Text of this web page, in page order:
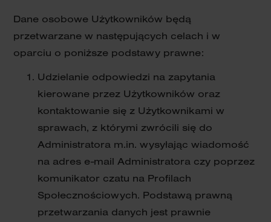
Dane osobowe Użytkowników będą
przetwarzane w następujących celach i w
oparciu o poniższe podstawy prawne:
Udzielanie odpowiedzi na zapytania
kierowane przez Użytkowników oraz
kontaktowanie się z Użytkownikami w
sprawach, z którymi zwrócili się do
Administratora m.in. wysyłając wiadomość
na adres e-mail Administratora czy poprzez
komunikator czatu na Profilach
Społecznościowych. Podstawą prawną
przetwarzania danych jest prawnie